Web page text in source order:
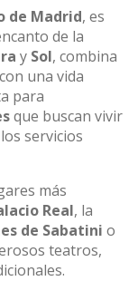
de Madrid, es
de la
y Sol, combina
una vida
para
que buscan vivir
servicios
más
Real, la
de Sabatini o
teatros,